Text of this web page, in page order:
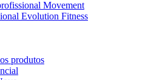
Movement
Evolution Fitness
produtos